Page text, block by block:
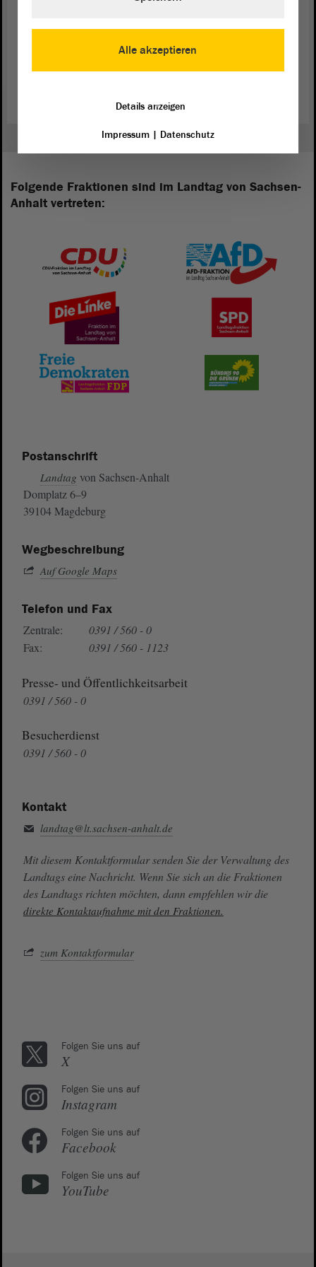
den Diktator geängstigt. Geyken fragte: „Warum sonst sollten sie
oder Postkarten schreiben, ermorden? Weil sie wissen, dass jede
Folgende Fraktionen sind im Landtag von Sachsen-
Anhalt vertreten:
Postanschrift
Landtag von Sachsen-Anhalt
Domplatz 6–9
39104 Magdeburg
Wegbeschreibung
Auf Google Maps
Telefon und Fax
Zentrale:
0391 / 560 - 0
Fax:
0391 / 560 - 1123
Presse- und Öffentlichkeitsarbeit
0391 / 560 - 0
Besucherdienst
0391 / 560 - 0
Kontakt
landtag@lt.sachsen-anhalt.de
Mit diesem Kontaktformular senden Sie der Verwaltung des
Landtags eine Nachricht. Wenn Sie sich an die Fraktionen
des Landtags richten möchten, dann empfehlen wir die
direkte Kontaktaufnahme mit den Fraktionen.
zum Kontaktformular
Folgen Sie uns auf
X
Folgen Sie uns auf
Instagram
Folgen Sie uns auf
Facebook
Folgen Sie uns auf
YouTube
Alle akzeptieren
Details anzeigen
Impressum| Datenschutz